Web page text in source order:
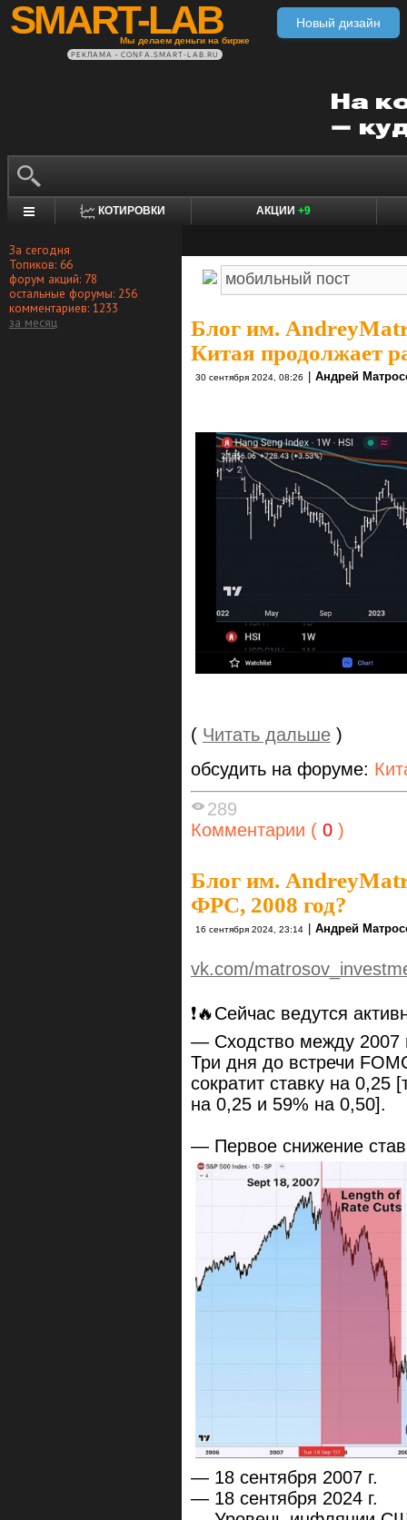
SMART-LAB
Мы делаем деньги на бирже
Новый дизайн
РЕКЛАМА • CONFA.SMART-LAB.RU
КОТИРОВКИ АКЦИИ +9
За сегодня
Топиков: 66
форум акций: 78
остальные форумы: 256
комментариев: 1233
за месяц
Блог им.
Китая продолжает
30 сентября 2024, 08:26 Андрей
( Читать дальше )
обсудить на форуме:
289
Комментарии ( 0 )
Блог им.
ФРС, 2008 год?
16 сентября 2024, 23:14 Андрей
vk.com/
❗🔥Сейчас ведутся
— Сходство между 2007
Три дня до встречи
сократит ставку на 0,25
на 0,25 и 59% на 0,50].
— Первое снижение
— 18 сентября 2007 г.
— 18 сентября 2024 г.